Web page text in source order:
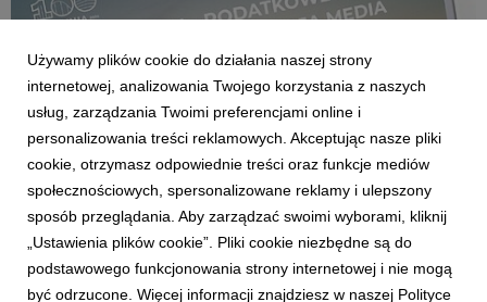
GDAŃSK/GDYNIA
Uniwersytet WSB Merito Gdynia zaprasza na
wykład o podatkowych fake newsach
3 czerwca 2026
Jak odróżnić rzetelną informację podatkową od internetowego
Używamy plików cookie do działania naszej strony
internetowej, analizowania Twojego korzystania z naszych
usług, zarządzania Twoimi preferencjami online i
personalizowania treści reklamowych. Akceptując nasze pliki
cookie, otrzymasz odpowiednie treści oraz funkcje mediów
społecznościowych, spersonalizowane reklamy i ulepszony
sposób przeglądania. Aby zarządzać swoimi wyborami, kliknij
„Ustawienia plików cookie”. Pliki cookie niezbędne są do
podstawowego funkcjonowania strony internetowej i nie mogą
być odrzucone. Więcej informacji znajdziesz w naszej Polityce